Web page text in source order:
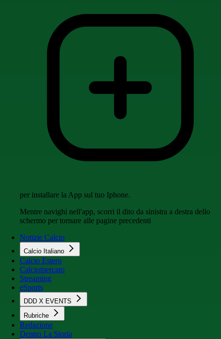
per installare la App sul tuo Iphone.
Mentre navighi nell'app, scorri il dito da sinistra a destra dello
schermo per tornare alle pagine precedenti
Notizie Calcio
Calcio Italiano
Calcio Estero
Calciomercato
Streaming
eSports
DDD X EVENTS
Rubriche
Redazione
Dentro La Storia